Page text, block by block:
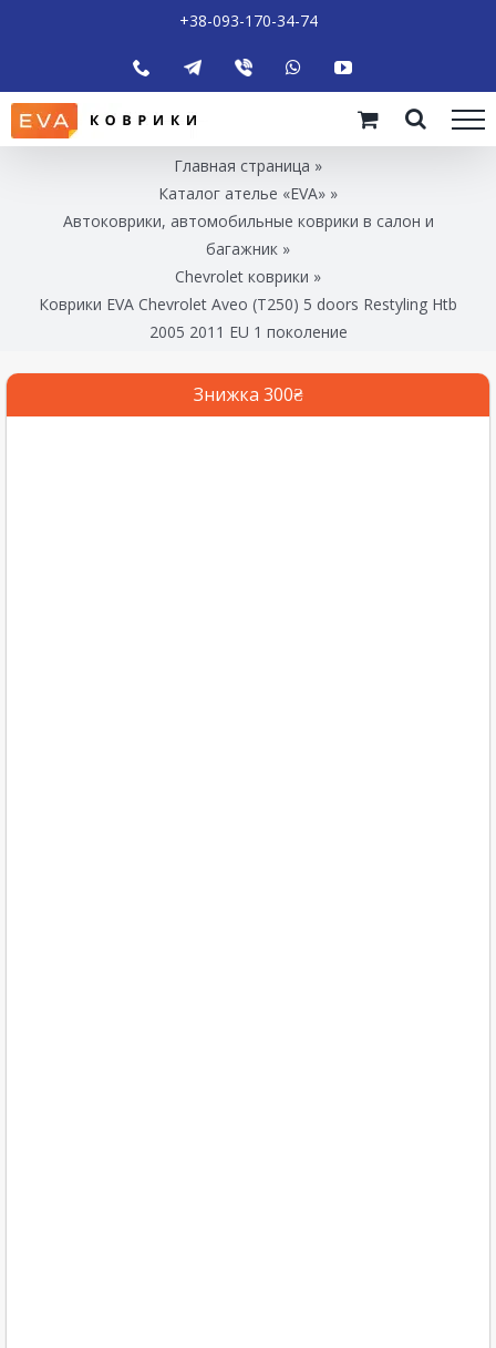
+38-093-170-34-74
Главная страница »
Каталог ателье «EVA» »
Автоковрики, автомобильные коврики в салон и
багажник »
Chevrolet коврики »
Коврики EVA Chevrolet Aveo (T250) 5 doors Restyling Htb
2005 2011 EU 1 поколение
Знижка 300₴